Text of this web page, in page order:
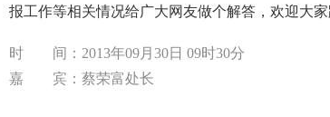
报工作等相关情况给广大网友做个解答，欢迎大家
时 间：2013年09月30日 09时30分
嘉 宾：蔡荣富处长